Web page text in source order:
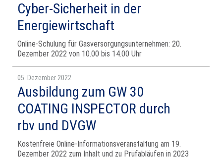
Cyber-Sicherheit in der
Energiewirtschaft
Online-Schulung für Gasversorgungsunternehmen: 20.
Dezember 2022 von 10.00 bis 14.00 Uhr
05. Dezember 2022
Ausbildung zum GW 30
COATING INSPECTOR durch
rbv und DVGW
Kostenfreie Online-Informationsveranstaltung am 19.
Dezember 2022 zum Inhalt und zu Prüfabläufen in 2023